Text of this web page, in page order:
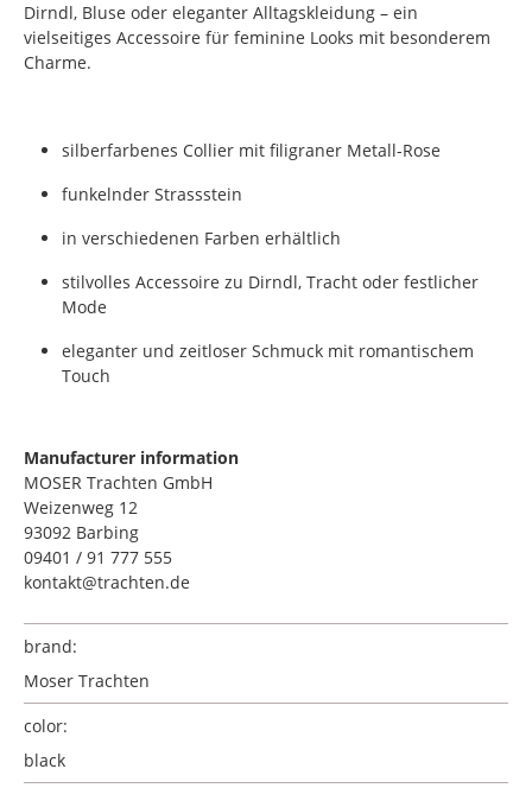
Dirndl, Bluse oder eleganter Alltagskleidung – ein
vielseitiges Accessoire für feminine Looks mit besonderem
Charme.
silberfarbenes Collier mit filigraner Metall-Rose
funkelnder Strassstein
in verschiedenen Farben erhältlich
stilvolles Accessoire zu Dirndl, Tracht oder festlicher
Mode
eleganter und zeitloser Schmuck mit romantischem
Touch
Manufacturer information
MOSER Trachten GmbH
Weizenweg 12
93092 Barbing
09401 / 91 777 555
kontakt@trachten.de
brand:
Moser Trachten
color:
black